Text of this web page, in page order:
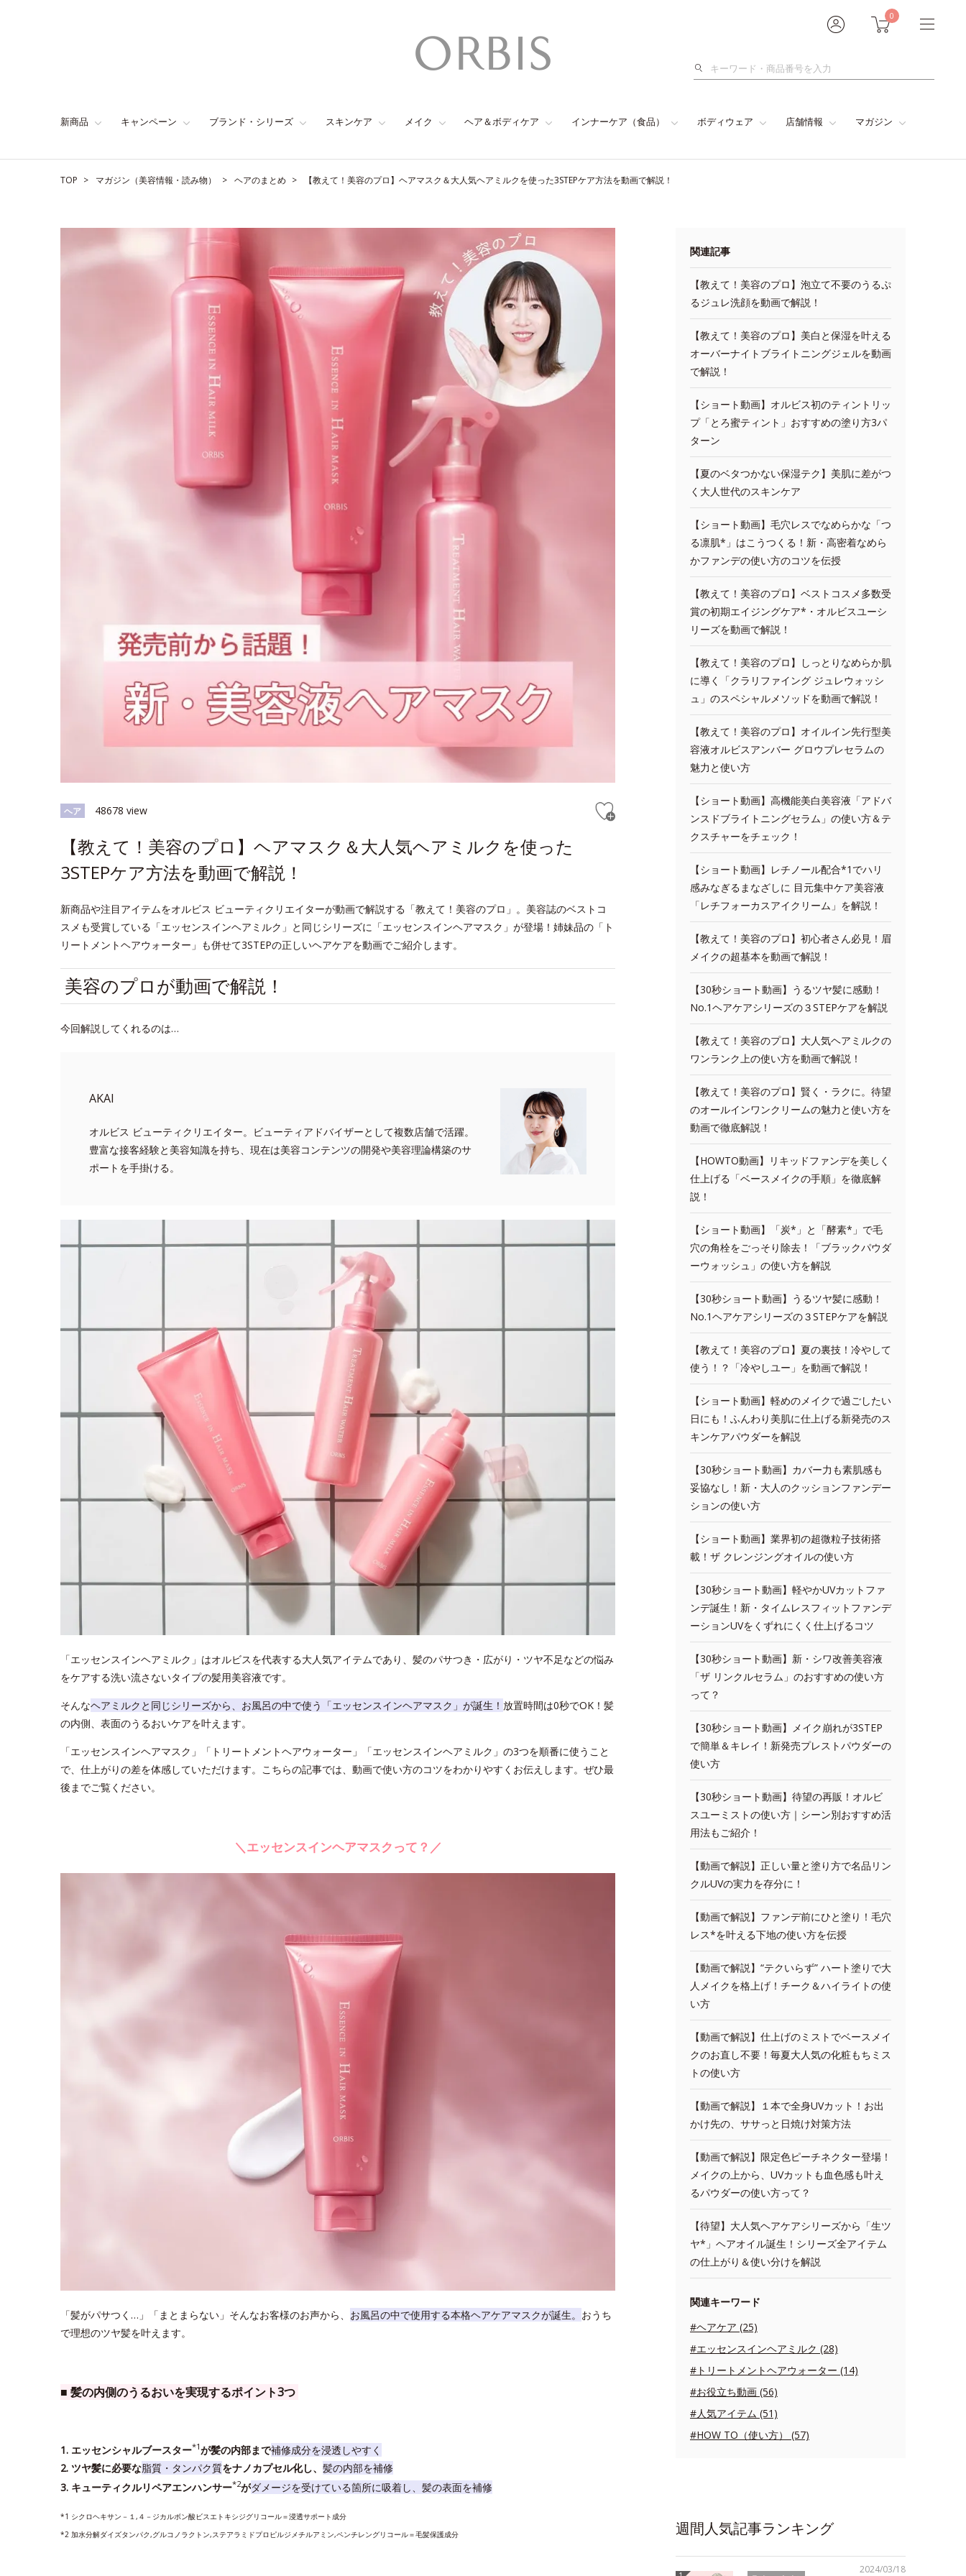
0
検
新商品 キャンペーン ブランド・シリーズ スキンケア メイク ヘア＆ボディケア インナーケア（食品） ボディウェア 店舗情報 マガジン
TOP マガジン（美容情報・読み物） ヘアのまとめ 【教えて！美容のプロ】ヘアマスク＆大人気ヘアミルクを使った3STEPケア方法を動画で解説！
ヘア 48678 view
【教えて！美容のプロ】ヘアマスク＆大人気ヘアミルクを使った
3STEPケア方法を動画で解説！
新商品や注目アイテムをオルビス ビューティクリエイターが動画で解説する「教えて！美容のプロ」。美容誌のベストコ
スメも受賞している「エッセンスインヘアミルク」と同じシリーズに「エッセンスインヘアマスク」が登場！姉妹品の「ト
リートメントヘアウォーター」も併せて3STEPの正しいヘアケアを動画でご紹介します。
美容のプロが動画で解説！
今回解説してくれるのは…
AKAI
オルビス ビューティクリエイター。ビューティアドバイザーとして複数店舗で活躍。
豊富な接客経験と美容知識を持ち、現在は美容コンテンツの開発や美容理論構築のサ
ポートを手掛ける。
「エッセンスインヘアミルク」はオルビスを代表する大人気アイテムであり、髪のパサつき・広がり・ツヤ不足などの悩み
をケアする洗い流さないタイプの髪用美容液です。
そんなヘアミルクと同じシリーズから、お風呂の中で使う「エッセンスインヘアマスク」が誕生！ 放置時間は0秒でOK！髪
の内側、表面のうるおいケアを叶えます。
「エッセンスインヘアマスク」「トリートメントヘアウォーター」「エッセンスインヘアミルク」の3つを順番に使うこと
で、仕上がりの差を体感していただけます。こちらの記事では、動画で使い方のコツをわかりやすくお伝えします。ぜひ最
後までご覧ください。
＼エッセンスインヘアマスクって？／
「髪がパサつく…」「まとまらない」そんなお客様のお声から、 お風呂の中で使用する本格ヘアケアマスクが誕生。 おうち
で理想のツヤ髪を叶えます。
■ 髪の内側のうるおいを実現するポイント3つ
1. エッセンシャルブースター*1が髪の内部まで補修成分を浸透しやすく
2. ツヤ髪に必要な脂質・タンパク質をナノカプセル化し、 髪の内部を補修
3. キューティクルリペアエンハンサー*2がダメージを受けている箇所に吸着し、髪の表面を補修
*1 シクロヘキサン－１,４－ジカルボン酸ビスエトキシジグリコール＝浸透サポート成分
*2 加水分解ダイズタンパク,グルコノラクトン,ステアラミドプロピルジメチルアミン,ペンチレングリコール＝毛髪保護成分
関連記事
【教えて！美容のプロ】泡立て不要のうるぷ
るジュレ洗顔を動画で解説！
【教えて！美容のプロ】美白と保湿を叶える
オーバーナイトブライトニングジェルを動画
で解説！
【ショート動画】オルビス初のティントリッ
プ「とろ蜜ティント」おすすめの塗り方3パ
ターン
【夏のベタつかない保湿テク】美肌に差がつ
く大人世代のスキンケア
【ショート動画】毛穴レスでなめらかな「つ
る凛肌*」はこうつくる！新・高密着なめら
かファンデの使い方のコツを伝授
【教えて！美容のプロ】ベストコスメ多数受
賞の初期エイジングケア*・オルビスユーシ
リーズを動画で解説！
【教えて！美容のプロ】しっとりなめらか肌
に導く「クラリファイング ジュレウォッシ
ュ」のスペシャルメソッドを動画で解説！
【教えて！美容のプロ】オイルイン先行型美
容液オルビスアンバー グロウプレセラムの
魅力と使い方
【ショート動画】高機能美白美容液「アドバ
ンスドブライトニングセラム」の使い方＆テ
クスチャーをチェック！
【ショート動画】レチノール配合*1でハリ
感みなぎるまなざしに 目元集中ケア美容液
「レチフォーカスアイクリーム」を解説！
【教えて！美容のプロ】初心者さん必見！眉
メイクの超基本を動画で解説！
【30秒ショート動画】うるツヤ髪に感動！
No.1ヘアケアシリーズの３STEPケアを解説
【教えて！美容のプロ】大人気ヘアミルクの
ワンランク上の使い方を動画で解説！
【教えて！美容のプロ】賢く・ラクに。待望
のオールインワンクリームの魅力と使い方を
動画で徹底解説！
【HOWTO動画】リキッドファンデを美しく
仕上げる「ベースメイクの手順」を徹底解
説！
【ショート動画】「炭*」と「酵素*」で毛
穴の角栓をごっそり除去！「ブラックパウダ
ーウォッシュ」の使い方を解説
【30秒ショート動画】うるツヤ髪に感動！
No.1ヘアケアシリーズの３STEPケアを解説
【教えて！美容のプロ】夏の裏技！冷やして
使う！？「冷やしユー」を動画で解説！
【ショート動画】軽めのメイクで過ごしたい
日にも！ふんわり美肌に仕上げる新発売のス
キンケアパウダーを解説
【30秒ショート動画】カバー力も素肌感も
妥協なし！新・大人のクッションファンデー
ションの使い方
【ショート動画】業界初の超微粒子技術搭
載！ザ クレンジングオイルの使い方
【30秒ショート動画】軽やかUVカットファ
ンデ誕生！新・タイムレスフィットファンデ
ーションUVをくずれにくく仕上げるコツ
【30秒ショート動画】新・シワ改善美容液
「ザ リンクルセラム」のおすすめの使い方
って？
【30秒ショート動画】メイク崩れが3STEP
で簡単＆キレイ！新発売プレストパウダーの
使い方
【30秒ショート動画】待望の再販！オルビ
スユーミストの使い方｜シーン別おすすめ活
用法もご紹介！
【動画で解説】正しい量と塗り方で名品リン
クルUVの実力を存分に！
【動画で解説】ファンデ前にひと塗り！毛穴
レス*を叶える下地の使い方を伝授
【動画で解説】“テクいらず” ハート塗りで大
人メイクを格上げ！チーク＆ハイライトの使
い方
【動画で解説】仕上げのミストでベースメイ
クのお直し不要！毎夏大人気の化粧もちミス
トの使い方
【動画で解説】１本で全身UVカット！お出
かけ先の、ササっと日焼け対策方法
【動画で解説】限定色ピーチネクター登場！
メイクの上から、UVカットも血色感も叶え
るパウダーの使い方って？
【待望】大人気ヘアケアシリーズから「生ツ
ヤ*」ヘアオイル誕生！シリーズ全アイテム
の仕上がり＆使い分けを解説
関連キーワード
#ヘアケア (25)
#エッセンスインヘアミルク (28)
#トリートメントヘアウォーター (14)
#お役立ち動画 (56)
#人気アイテム (51)
#HOW TO（使い方） (57)
週間人気記事ランキング
2024/03/18